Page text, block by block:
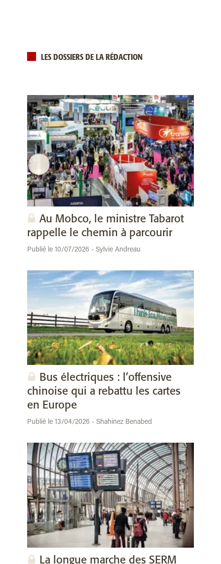
LES DOSSIERS DE LA RÉDACTION
Au Mobco, le ministre Tabarot
rappelle le chemin à parcourir
Publié le 10/07/2026 - Sylvie Andreau
Bus électriques : l’offensive
chinoise qui a rebattu les cartes
en Europe
Publié le 13/04/2026 - Shahinez Benabed
La longue marche des SERM